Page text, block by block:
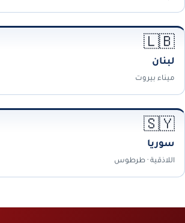
🇱🇧
لبنان
ميناء بيروت
🇸🇾
سوريا
اللاذقية · طرطوس